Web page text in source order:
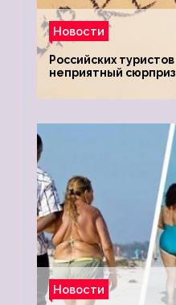
Новости
Российских
неприятный сюрприз
Новости